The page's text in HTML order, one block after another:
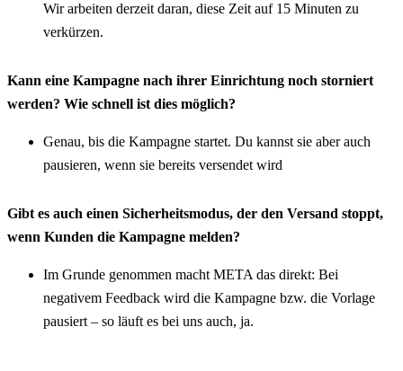
Wir arbeiten derzeit daran, diese Zeit auf 15 Minuten zu
verkürzen.
Kann eine Kampagne nach ihrer Einrichtung noch storniert
werden? Wie schnell ist dies möglich?
Genau, bis die Kampagne startet. Du kannst sie aber auch
pausieren, wenn sie bereits versendet wird
Gibt es auch einen Sicherheitsmodus, der den Versand stoppt,
wenn Kunden die Kampagne melden?
Im Grunde genommen macht META das direkt: Bei
negativem Feedback wird die Kampagne bzw. die Vorlage
pausiert – so läuft es bei uns auch, ja.